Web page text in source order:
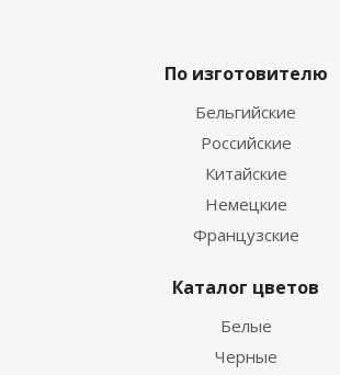
По изготовителю
Бельгийские
Российские
Китайские
Немецкие
Французские
Каталог цветов
Белые
Черные